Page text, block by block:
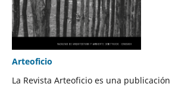
Arteoficio
La Revista Arteoficio es una